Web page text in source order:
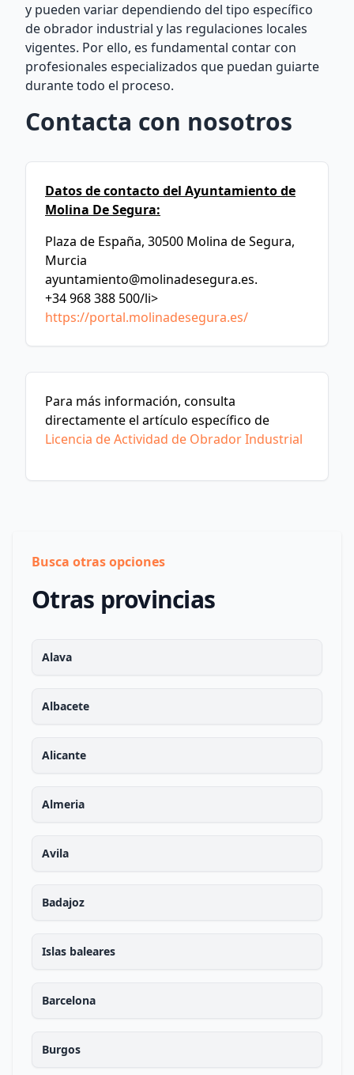
y pueden variar dependiendo del tipo específico
de obrador industrial y las regulaciones locales
vigentes. Por ello, es fundamental contar con
profesionales especializados que puedan guiarte
durante todo el proceso.
Contacta con nosotros
Datos de contacto del Ayuntamiento de
Molina De Segura:
Plaza de España, 30500 Molina de Segura,
Murcia
ayuntamiento@molinadesegura.es.
+34 968 388 500/li>
https://portal.molinadesegura.es/
Para más información, consulta
directamente el artículo específico de
Licencia de Actividad de Obrador Industrial
Busca otras opciones
Otras provincias
Alava
Albacete
Alicante
Almeria
Avila
Badajoz
Islas baleares
Barcelona
Burgos